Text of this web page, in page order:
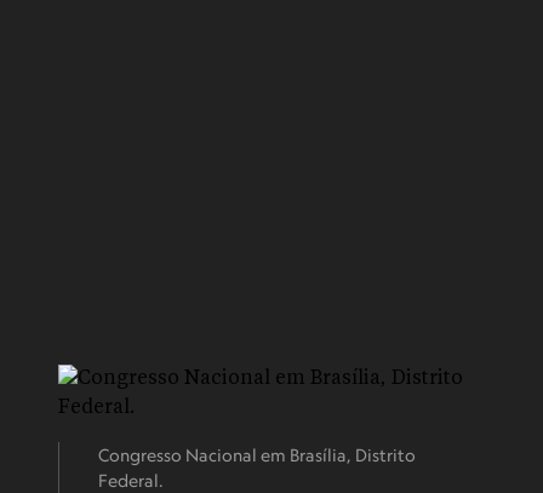
Congresso Nacional em Brasília, Distrito
Federal.